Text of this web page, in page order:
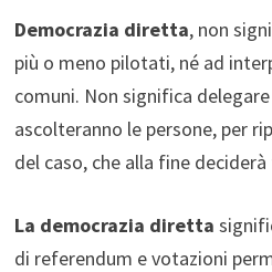
Democrazia diretta, non
più o meno pilotati, né ad
comuni. Non significa
ascolteranno le persone, per
del caso, che alla fine
La democrazia diretta
di referendum e votazioni